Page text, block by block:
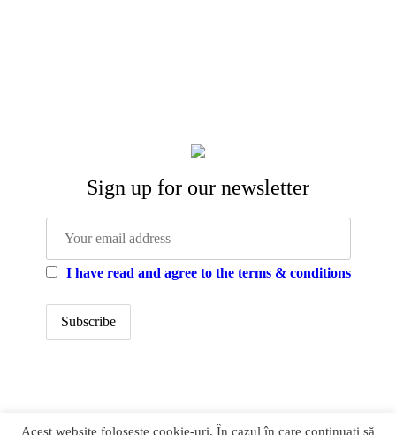
Sign up for our newsletter
I have read and agree to the terms & conditions
office@newstrategycenter.ro (+40) 0753 103 310
Acest website foloseste cookie-uri. În cazul în care continuați să